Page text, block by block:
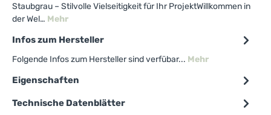
Staubgrau – Stilvolle Vielseitigkeit für Ihr ProjektWillkommen in
der Wel… Mehr
Infos zum Hersteller
Folgende Infos zum Hersteller sind verfübar... Mehr
Eigenschaften
Technische Datenblätter